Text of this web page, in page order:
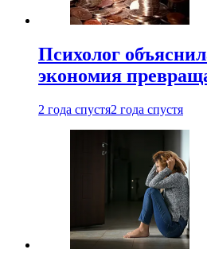
Психолог
экономия
2 года спустя2 года спустя